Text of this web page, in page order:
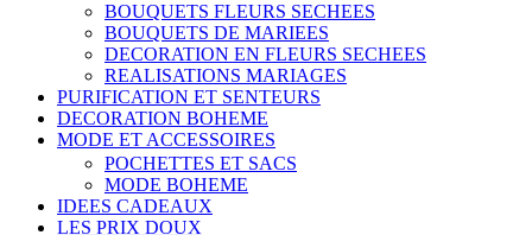
BOUQUETS FLEURS SECHEES
BOUQUETS DE MARIEES
DECORATION EN FLEURS SECHEES
REALISATIONS MARIAGES
PURIFICATION ET SENTEURS
DECORATION BOHEME
MODE ET ACCESSOIRES
POCHETTES ET SACS
MODE BOHEME
IDEES CADEAUX
LES PRIX DOUX